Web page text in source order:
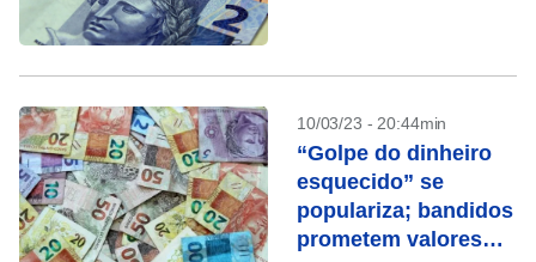
10/03/23 - 20:44min
“Golpe do dinheiro
esquecido” se
populariza; bandidos
prometem valores